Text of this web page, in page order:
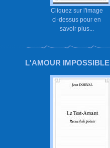
Cliquez sur l'image
ci-dessus pour en
savoir plus...
L'AMOUR IMPOSSIBLE